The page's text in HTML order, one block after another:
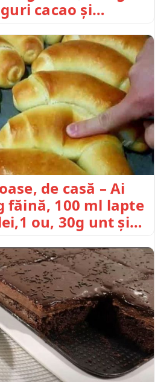
cacao și…
de casă – Ai
făină, 100 ml lapte
ou, 30g unt și…